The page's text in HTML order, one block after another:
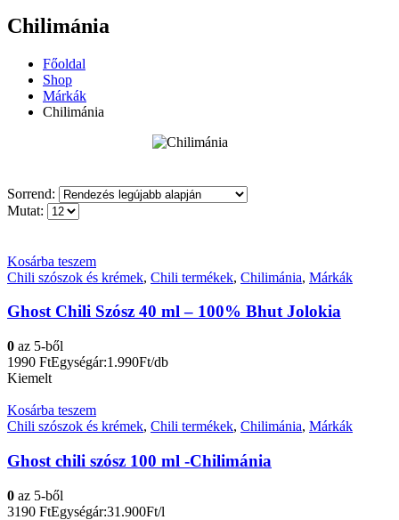
Chilimánia
Főoldal
Shop
Márkák
Chilimánia
Sorrend:
Mutat:
Kosárba teszem
Chili szószok és krémek, Chili termékek, Chilimánia, Márkák
Ghost Chili Szósz 40 ml – 100% Bhut Jolokia
0 az 5-ből
1990 FtEgységár:1.990Ft/db
Kiemelt
Kosárba teszem
Chili szószok és krémek, Chili termékek, Chilimánia, Márkák
Ghost chili szósz 100 ml -Chilimánia
0 az 5-ből
3190 FtEgységár:31.900Ft/l